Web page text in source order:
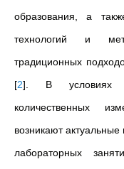
образования, а
технологий и
традиционных
[2]
В условиях
количественных
возникают
лабораторных